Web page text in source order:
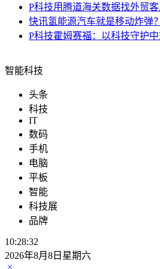
P科技用腾道海关数据找外贸
快讯氢能源汽车就是移动炸弹
P科技霍姆赛福：以科技守护
智能科技
头条
科技
IT
数码
手机
电脑
平板
智能
科技展
品牌
10:28:32
2026年8月8日星期六